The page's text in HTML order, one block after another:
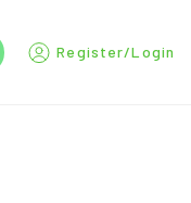
Register/Login